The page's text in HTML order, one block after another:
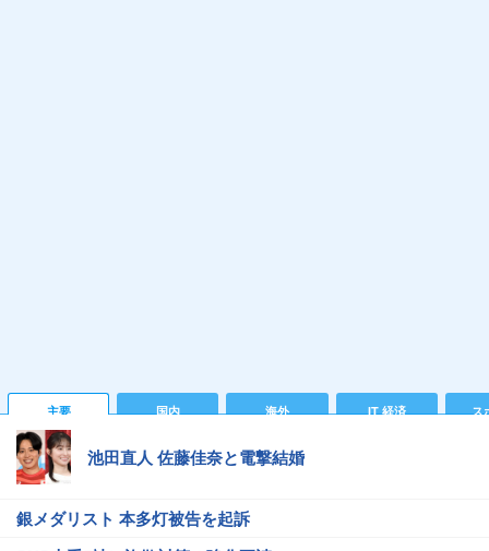
主要 国内 海外 IT 経済 ス
池田直人 佐藤佳奈と電撃結婚
銀メダリスト 本多灯被告を起訴